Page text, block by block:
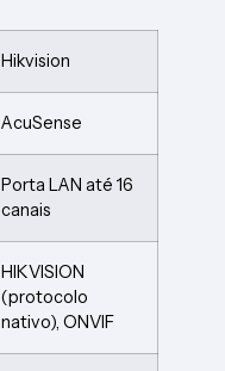
Hikvision
AcuSense
Porta LAN até 16
canais
HIKVISION
(protocolo
nativo), ONVIF